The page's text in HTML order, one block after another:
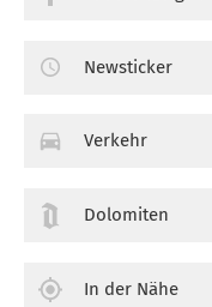
Newsticker
Verkehr
Dolomiten
In der Nähe